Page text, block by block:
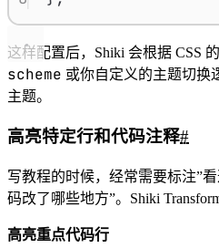
这样配置后，Shiki 会根据 CSS 的
scheme 或你自定义的主题切换
主题。
高亮特定行和代码注释#
写教程的时候，经常需要标注”
码改了哪些地方”。Shiki
高亮重点代码行